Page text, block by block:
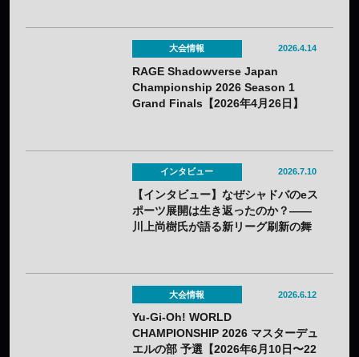
大会情報 2026.4.14
RAGE Shadowverse Japan
Championship 2026 Season 1
Grand Finals【2026年4月26日】
インタビュー 2026.7.10
【インタビュー】なぜシャドバのeス
ポーツ展開は生き返ったのか？——
川上尚樹氏が語る新リーグ刷新の舞
大会情報 2026.6.12
Yu-Gi-Oh! WORLD
CHAMPIONSHIP 2026 マスターデュ
エルの部 予選【2026年6月10日〜22